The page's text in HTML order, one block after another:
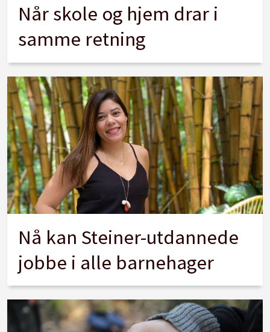
Når skole og hjem drar i
samme retning
Nå kan Steiner-utdannede
jobbe i alle barnehager